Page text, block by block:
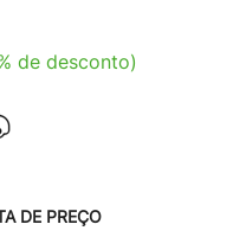
de desconto)
DE PREÇO